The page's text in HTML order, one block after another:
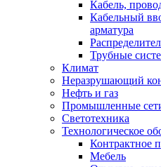
Кабель,
Кабельный
арматура
Трубные
Климат
Неразрушающий
Нефть и газ
Промышленные
Светотехника
Технологическое
Контрактное
Мебель